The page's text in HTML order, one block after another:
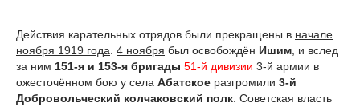
Действия карательных отрядов были прекращены в начале
ноября 1919 года 4 ноября был освобождён Ишим , и вслед
за ним 151-я и 153-я бригады 51-й дивизии 3-й армии в
ожесточённом бою у села Абатское разгромили 3-й
Добровольческий колчаковский полк . Советская власть